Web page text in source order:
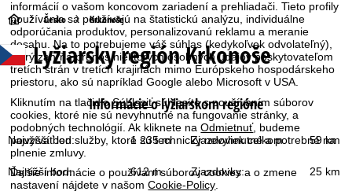
informácií o vašom koncovom zariadení a prehliadači. Tieto profily
používania sa používajú na štatistickú analýzu, individuálne
odporúčania produktov, personalizovanú reklamu a meranie
dosahu. Na to potrebujeme váš súhlas (kedykoľvek odvolateľný),
ktorý zahŕňa prenos niektorých osobných údajov poskytovateľom
tretích strán v tretích krajinách mimo Európskeho hospodárskeho
priestoru, ako sú napríklad Google alebo Microsoft v USA.
Kliknutím na tlačidloSúhlasiťsúhlasíte s používaním súborov
cookies, ktoré nie sú nevyhnutné na fungovanie stránky, a
podobných technológií. Ak kliknete naOdmietnuť, budeme
používať len služby, ktoré sú technicky nevyhnutné a potrebné na
plnenie zmluvy.
Ďalšie informácie o používaní súborov cookies a o zmene
nastavení nájdete v našomCookie-Policy
H
l
a
v
n
á
Česko Krkonoše
Lyžiarsky región Krkonoše
Informácie o lyžiarskom regióne
Najvyšší bod: 1 235 m Zjazdoviek celkom: 59 km
Najnižší bod: 612 m Zjazdovky: 25 km